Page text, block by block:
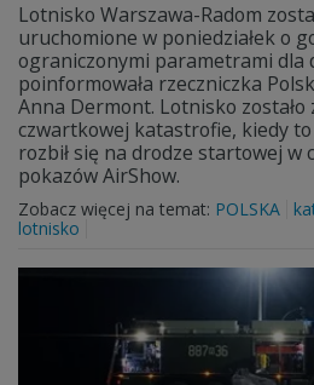
Lotnisko Warszawa-Radom
uruchomione w poniedziałek o
ograniczonymi parametrami dla
poinformowała rzeczniczka
Anna Dermont. Lotnisko
czwartkowej katastrofie, kiedy
rozbił się na drodze startowej w
pokazów AirShow.
Zobacz więcej na temat: POLSKA
lotnisko